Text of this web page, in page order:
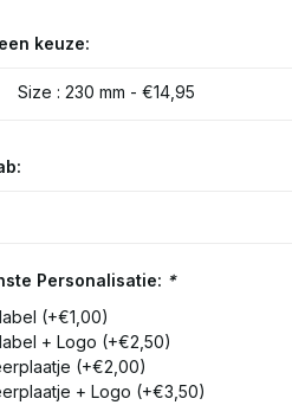
keuze:
Size : 230 mm - €14,95
Personalisatie: *
(+€1,00)
+ Logo (+€2,50)
(+€2,00)
+ Logo (+€3,50)